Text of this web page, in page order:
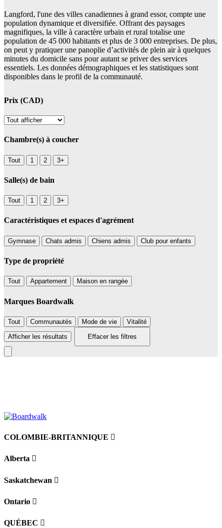
Langford, l'une des villes canadiennes à grand essor, compte une
population dynamique et diversifiée. Offrant des paysages
magnifiques, la ville à caractère urbain et rural totalise une
population de 45 000 habitants et plus de 3 000 entreprises. De plus,
on peut y pratiquer une panoplie d’activités de plein air à quelques
minutes du domicile sans pour autant se priver des services
essentiels. Les données démographiques et les statistiques sont
disponibles dans le profil de la communauté.
Prix (CAD)
Chambre(s) à coucher
Tout 1 2 3+
Salle(s) de bain
Tout 1 2 3+
Caractéristiques et espaces d'agrément
Gymnase Chats admis Chiens admis Club pour enfants
Type de propriété
Tout Appartement Maison en rangée
Marques Boardwalk
Tout Communautés Mode de vie
Vitalité
Afficher les résultats
Effacer les filtres
COLOMBIE-BRITANNIQUE
Alberta
Saskatchewan
Ontario
QUÉBEC